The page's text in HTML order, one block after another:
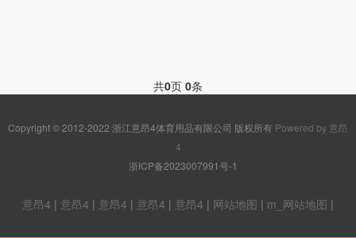
共0页 0条
Copyright © 2012-2022 浙江意昂4体育用品有限公司 版权所有 Powered by 意昂
4
浙ICP备2023007991号-1
意昂4 | 意昂4 | 意昂4 | 意昂4 | 意昂4 | 网站地图 | m_网站地图 |